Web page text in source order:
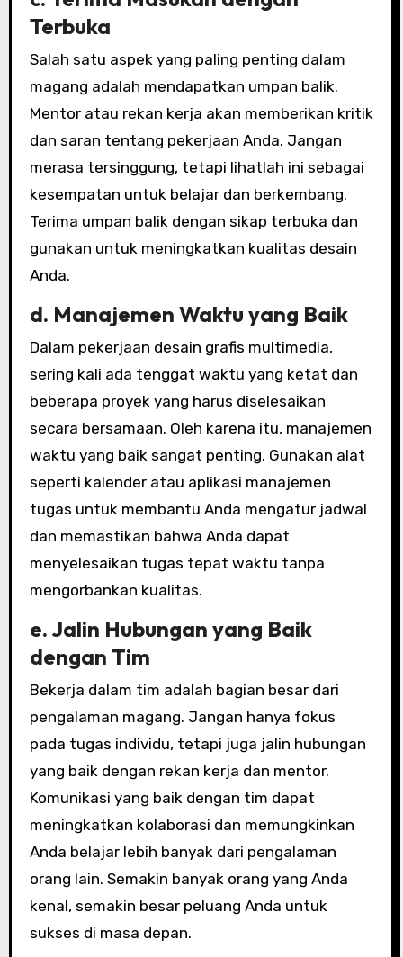
Terbuka
Salah satu aspek yang paling penting dalam
magang adalah mendapatkan umpan balik.
Mentor atau rekan kerja akan memberikan kritik
dan saran tentang pekerjaan Anda. Jangan
merasa tersinggung, tetapi lihatlah ini sebagai
kesempatan untuk belajar dan berkembang.
Terima umpan balik dengan sikap terbuka dan
gunakan untuk meningkatkan kualitas desain
Anda.
d. Manajemen Waktu yang Baik
Dalam pekerjaan desain grafis multimedia,
sering kali ada tenggat waktu yang ketat dan
beberapa proyek yang harus diselesaikan
secara bersamaan. Oleh karena itu, manajemen
waktu yang baik sangat penting. Gunakan alat
seperti kalender atau aplikasi manajemen
tugas untuk membantu Anda mengatur jadwal
dan memastikan bahwa Anda dapat
menyelesaikan tugas tepat waktu tanpa
mengorbankan kualitas.
e. Jalin Hubungan yang Baik
dengan Tim
Bekerja dalam tim adalah bagian besar dari
pengalaman magang. Jangan hanya fokus
pada tugas individu, tetapi juga jalin hubungan
yang baik dengan rekan kerja dan mentor.
Komunikasi yang baik dengan tim dapat
meningkatkan kolaborasi dan memungkinkan
Anda belajar lebih banyak dari pengalaman
orang lain. Semakin banyak orang yang Anda
kenal, semakin besar peluang Anda untuk
sukses di masa depan.